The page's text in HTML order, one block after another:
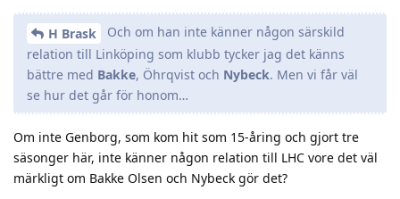
H Brask
Och om han inte känner någon särskild
relation till Linköping som klubb tycker jag det känns
bättre med Bakke, Öhrqvist och Nybeck. Men vi får väl
se hur det går för honom…
Om inte Genborg, som kom hit som 15-åring och gjort tre
säsonger här, inte känner någon relation till LHC vore det väl
märkligt om Bakke Olsen och Nybeck gör det?